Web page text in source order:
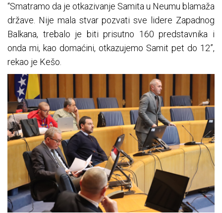
“Smatramo da je otkazivanje Samita u Neumu blamaža
države. Nije mala stvar pozvati sve lidere Zapadnog
Balkana, trebalo je biti prisutno 160 predstavnika i
onda mi, kao domaćini, otkazujemo Samit pet do 12”,
rekao je Kešo.